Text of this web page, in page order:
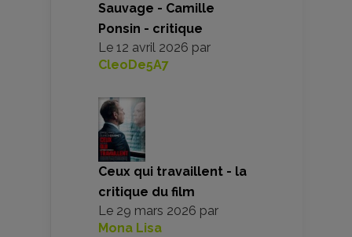
Sauvage - Camille
Ponsin - critique
Le 12 avril 2026 par
CleoDe5A7
Ceux qui travaillent - la
critique du film
Le 29 mars 2026 par
Mona Lisa